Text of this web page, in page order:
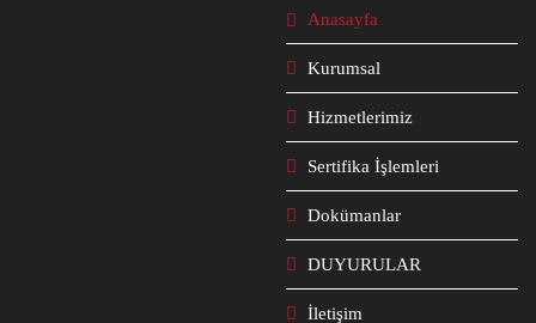
Anasayfa
Kurumsal
Hizmetlerimiz
Sertifika İşlemleri
Dokümanlar
DUYURULAR
İletişim